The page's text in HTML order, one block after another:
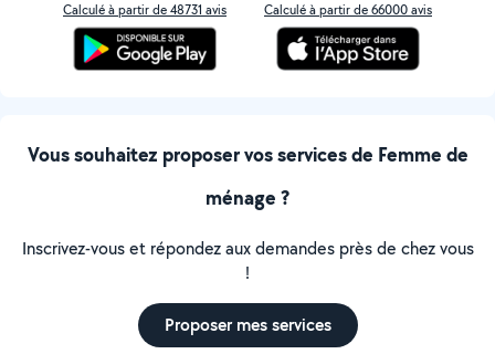
Calculé à partir de 48731 avis Calculé à partir de 66000 avis
Vous souhaitez proposer vos services de Femme de
ménage ?
Inscrivez-vous et répondez aux demandes près de chez vous
!
Proposer mes services